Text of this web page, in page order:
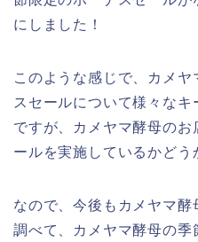
にしました！
このような感じで、カメ
スセールについて様々な
ですが、カメヤマ酵母の
ールを実施しているかどう
なので、今後もカメヤマ
調べて、カメヤマ酵母の季